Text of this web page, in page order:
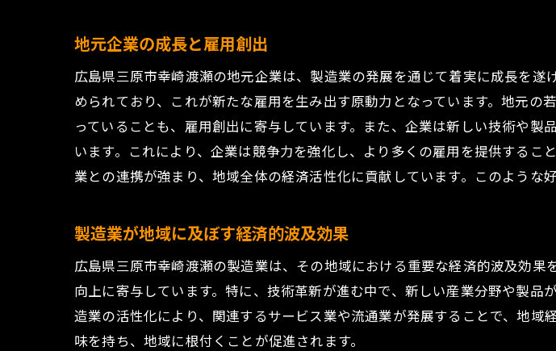
キャリア形成と地域の
若者の視点から見る製
企業の育成プログラム
製造業が若者に与える
製造業の競争力強化が地域
地元企業と外部パート
競争力強化に必要な人
地域産業クラスターの
地元企業の成長と雇用創出
広島県三原市幸崎渡瀬の地元企業は、製造業の発展を通じて着実に成長を
められており、これが新たな雇用を生み出す原動力となっています。地元
っていることも、雇用創出に寄与しています。また、企業は新しい技術や
います。これにより、企業は競争力を強化し、より多くの雇用を提供する
業との連携が強まり、地域全体の経済活性化に貢献しています。このような
製造業が地域に及ぼす経済的波及効果
広島県三原市幸崎渡瀬の製造業は、その地域における重要な経済的波及効
向上に寄与しています。特に、技術革新が進む中で、新しい産業分野や製
造業の活性化により、関連するサービス業や流通業が発展することで、地
味を持ち、地域に根付くことが促進されます。